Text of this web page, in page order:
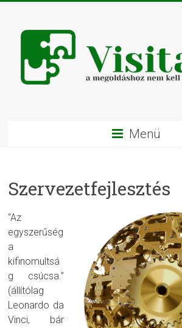
Menü
Szervezetfejlesztés
“Az
egyszerűség
a
kifinomultsá
g csúcsa.”
(állítólag
Leonardo da
Vinci, bár